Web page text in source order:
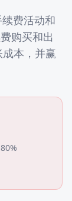
费活动和
购买和出
成本，并赢